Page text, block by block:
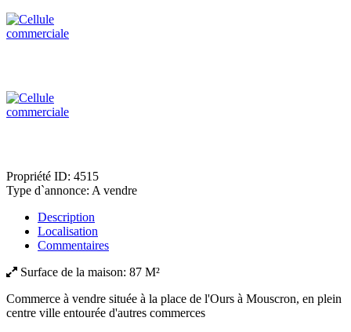
Propriété ID: 4515
Type d`annonce: A vendre
Description
Localisation
Commentaires
Surface de la maison: 87 M²
Commerce à vendre située à la place de l'Ours à Mouscron, en plein
centre ville entourée d'autres commerces